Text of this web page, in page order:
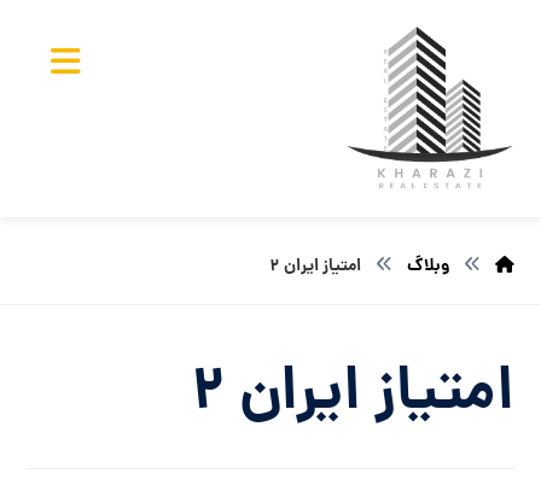
وبلاگ امتیاز ایران ۲
امتیاز ایران ۲